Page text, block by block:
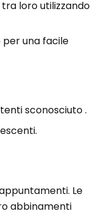
loro utilizzando
una facile
sconosciuto .
Le
abbinamenti